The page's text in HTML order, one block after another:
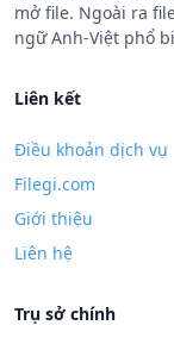
mở file. Ngoài ra
ngữ Anh-Việt phổ
Liên kết
Điều khoản dịch vụ
Filegi.com
Giới thiệu
Liên hệ
Trụ sở chính